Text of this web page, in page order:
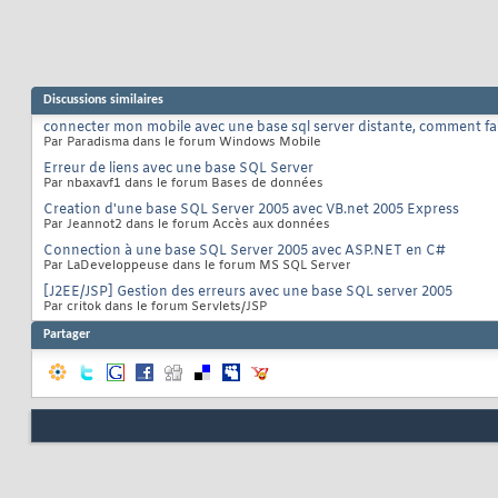
Discussions similaires
connecter mon mobile avec une base sql server distante, comment
Par Paradisma dans le forum Windows Mobile
Erreur de liens avec une base SQL Server
Par nbaxavf1 dans le forum Bases de données
Creation d'une base SQL Server 2005 avec VB.net 2005 Express
Par Jeannot2 dans le forum Accès aux données
Connection à une base SQL Server 2005 avec ASP.NET en C#
Par LaDeveloppeuse dans le forum MS SQL Server
[J2EE/JSP] Gestion des erreurs avec une base SQL server 2005
Par critok dans le forum Servlets/JSP
Partager